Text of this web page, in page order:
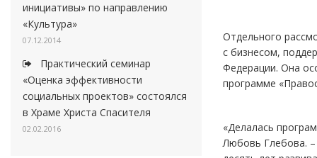
инициативы» по направлению
«Культура»
07.12.2014
Практический семинар
«Оценка эффективности
социальных проектов» состоялся
в Храме Христа Спасителя
02.02.2016
Отдельного
с бизнесом,
Федерации. Она
программе
«Делалась
Любовь Глебова.